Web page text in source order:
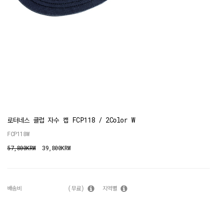
로터네스 클럽 자수 캡 FCP118 / 2Color W
FCP118W
57,800KRW
39,800KRW
배송비 (무료) 지역별